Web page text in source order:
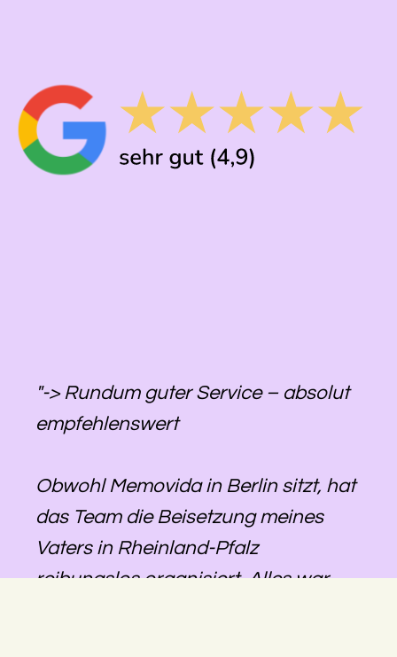
"-> Rundum guter Service – absolut
empfehlenswert
Obwohl Memovida in Berlin sitzt, hat
das Team die Beisetzung meines
Vaters in Rheinland-Pfalz
reibungslos organisiert. Alles war